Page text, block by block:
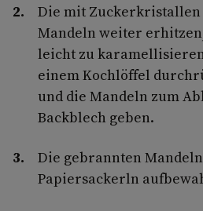
Die mit Zuckerkristallen
Mandeln weiter
leicht zu
einem Kochlöffel
und die Mandeln zum
Backblech geben.
Die gebrannten
Papiersackerln